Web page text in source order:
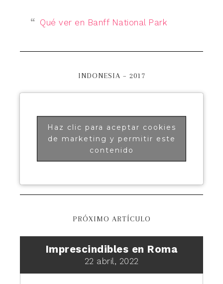
Qué ver en Banff National Park
INDONESIA – 2017
Haz clic para aceptar cookies
de marketing y permitir este
contenido
PRÓXIMO ARTÍCULO
Imprescindibles en Roma
22 abril, 2022